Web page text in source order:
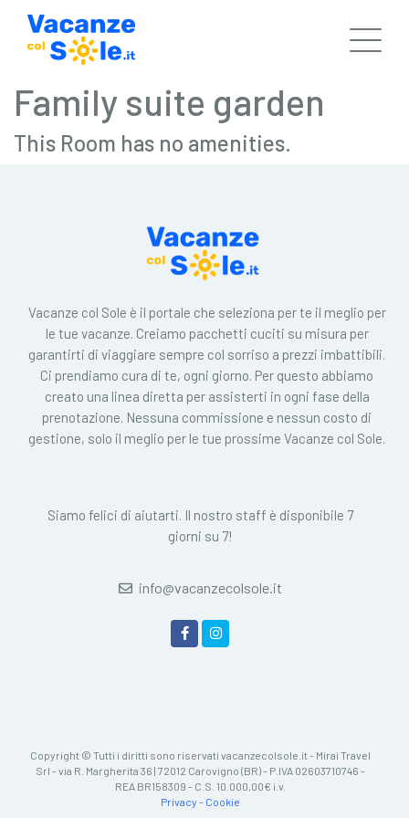
Family suite garden
This Room has no amenities.
Vacanze col Sole è il portale che seleziona per te il meglio per
le tue vacanze. Creiamo pacchetti cuciti su misura per
garantirti di viaggiare sempre col sorriso a prezzi imbattibili.
Ci prendiamo cura di te, ogni giorno. Per questo abbiamo
creato una linea diretta per assisterti in ogni fase della
prenotazione. Nessuna commissione e nessun costo di
gestione, solo il meglio per le tue prossime Vacanze col Sole.
Siamo felici di aiutarti. Il nostro staff è disponibile 7
giorni su 7!
info@vacanzecolsole.it
Copyright © Tutti i diritti sono riservati vacanzecolsole.it - Mirai Travel
Srl - via R. Margherita 36 | 72012 Carovigno (BR) - P.IVA 02603710746 -
REA BR158309 - C.S. 10.000,00€ i.v.
Privacy - Cookie